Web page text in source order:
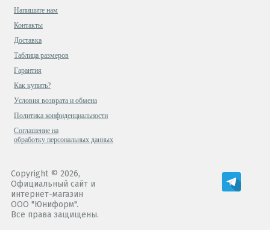
Напишите нам
Контакты
Доставка
Таблица размеров
Гарантия
Как купить?
Условия возврата и обмена
Политика конфиденциальности
Cоглашение на
обработку персональных данных
Copyright © 2026,
Официальный сайт и
интернет-магазин
ООО "Юниформ".
Все права защищены.